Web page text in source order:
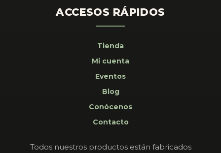
ACCESOS RÁPIDOS
Tienda
Mi cuenta
Eventos
Blog
Conócenos
Contacto
Todos nuestros productos están fabricados